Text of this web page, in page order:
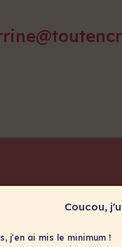
Coucou,
j'en ai mis le minimum !